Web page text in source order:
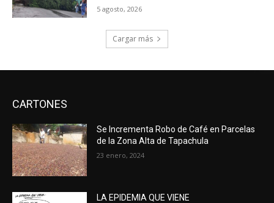
5 agosto, 2026
Cargar más
CARTONES
Se Incrementa Robo de Café en Parcelas
de la Zona Alta de Tapachula
23 enero, 2024
LA EPIDEMIA QUE VIENE